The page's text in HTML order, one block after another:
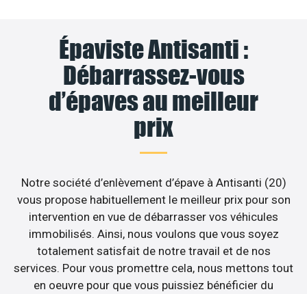
Épaviste Antisanti :
Débarrassez-vous
d’épaves au meilleur
prix
Notre société d’enlèvement d’épave à Antisanti (20)
vous propose habituellement le meilleur prix pour son
intervention en vue de débarrasser vos véhicules
immobilisés. Ainsi, nous voulons que vous soyez
totalement satisfait de notre travail et de nos
services. Pour vous promettre cela, nous mettons tout
en oeuvre pour que vous puissiez bénéficier du